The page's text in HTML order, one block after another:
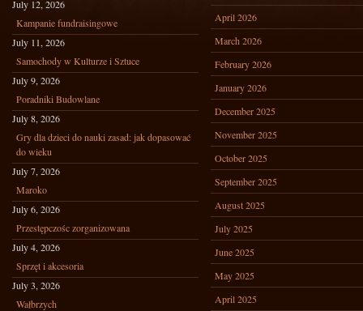
July 12, 2026
Kampanie fundraisingowe
July 11, 2026
Samochody w Kulturze i Sztuce
July 9, 2026
Poradniki Budowlane
July 8, 2026
Gry dla dzieci do nauki zasad: jak dopasować
do wieku
July 7, 2026
Maroko
July 6, 2026
Przestępczośc zorganizowana
July 4, 2026
Sprzęt i akcesoria
July 3, 2026
Wałbrzych
April 2026
March 2026
February 2026
January 2026
December 2025
November 2025
October 2025
September 2025
August 2025
July 2025
June 2025
May 2025
April 2025